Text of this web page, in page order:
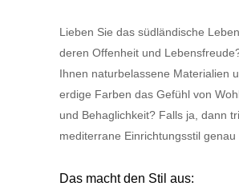
Lieben Sie das südländische
deren Offenheit und
Ihnen naturbelassene Materialien
erdige Farben das Gefühl von
und Behaglichkeit? Falls ja, dann
mediterrane Einrichtungsstil genau
Das macht den Stil aus: